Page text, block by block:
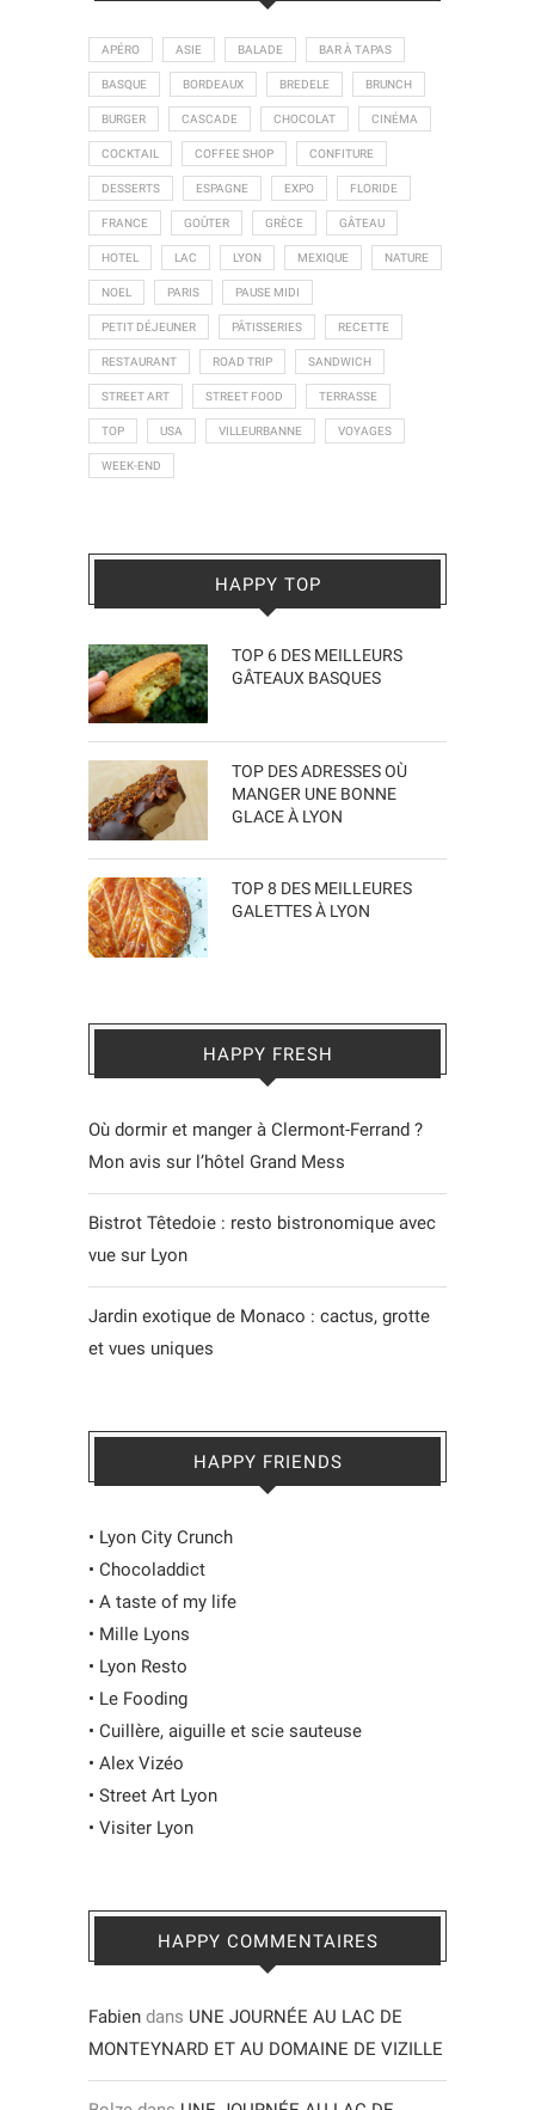
APÉRO ASIE BALADE BAR À TAPAS
BASQUE BORDEAUX BREDELE BRUNCH
BURGER CASCADE CHOCOLAT CINÉMA
COCKTAIL COFFEE SHOP CONFITURE
DESSERTS ESPAGNE EXPO FLORIDE
FRANCE GOÛTER GRÈCE GÂTEAU
HOTEL LAC LYON MEXIQUE NATURE
NOEL PARIS PAUSE MIDI
PETIT DÉJEUNER PÂTISSERIES RECETTE
RESTAURANT ROAD TRIP SANDWICH
STREET ART STREET FOOD TERRASSE
TOP USA VILLEURBANNE VOYAGES
WEEK-END
HAPPY TOP
TOP 6 DES MEILLEURS
GÂTEAUX BASQUES
TOP DES ADRESSES OÙ
MANGER UNE BONNE
GLACE À LYON
TOP 8 DES MEILLEURES
GALETTES À LYON
HAPPY FRESH
Où dormir et manger à Clermont-Ferrand ?
Mon avis sur l’hôtel Grand Mess
Bistrot Têtedoie : resto bistronomique avec
vue sur Lyon
Jardin exotique de Monaco : cactus, grotte
et vues uniques
HAPPY FRIENDS
• Lyon City Crunch
• Chocoladdict
• A taste of my life
• Mille Lyons
• Lyon Resto
• Le Fooding
• Cuillère, aiguille et scie sauteuse
• Alex Vizéo
• Street Art Lyon
• Visiter Lyon
HAPPY COMMENTAIRES
Fabien dans UNE JOURNÉE AU LAC DE
MONTEYNARD ET AU DOMAINE DE VIZILLE